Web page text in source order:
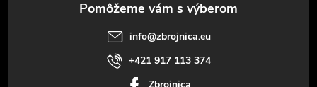
info@zbrojnica.eu
+421 917 113 374